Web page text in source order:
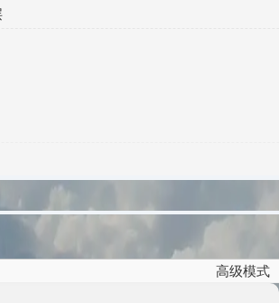
高级模式